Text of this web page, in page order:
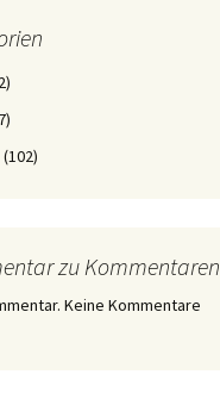
(102)
zu Kommentaren
Keine Kommentare